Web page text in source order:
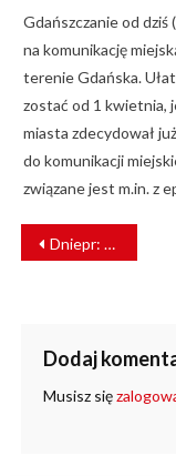
Gdańszczanie od
na komunikację
terenie Gdańska.
zostać od 1 kwietnia,
miasta zdecydował
do komunikacji
związane jest m.in. z
NAWIGACJA
WPISU
Dniepr: nowe tramwaje dostarczy Tatra-Yug
Dodaj
Musisz się